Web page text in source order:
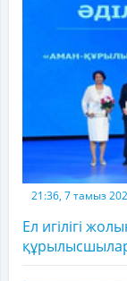
21:36, 7 тамыз
Ел игілігі